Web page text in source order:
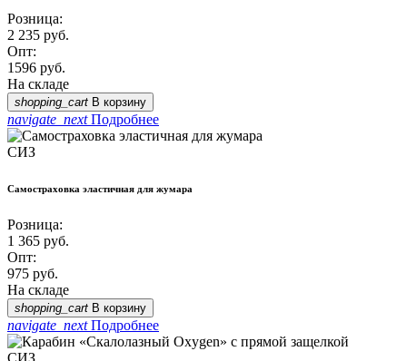
Розница:
2 235 руб.
Опт:
1596 руб.
На складе
shopping_cart В корзину
navigate_nextПодробнее
СИЗ
Самостраховка эластичная для жумара
Розница:
1 365 руб.
Опт:
975 руб.
На складе
shopping_cart В корзину
navigate_nextПодробнее
СИЗ